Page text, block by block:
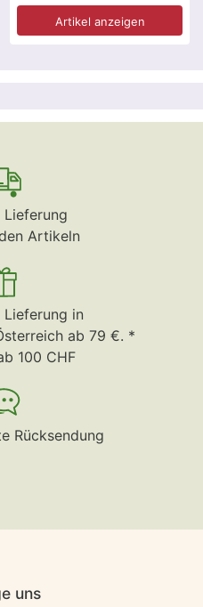
Artikel anzeigen
Lieferung
Artikeln
Lieferung in
ab 79 €. *
100 CHF
Rücksendung
uns